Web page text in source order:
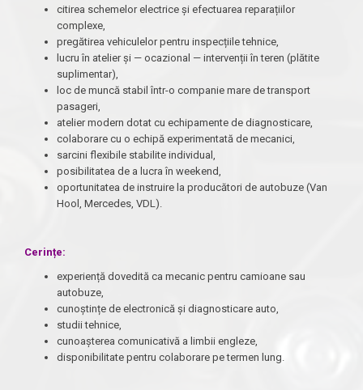
citirea schemelor electrice și efectuarea reparațiilor
complexe,
pregătirea vehiculelor pentru inspecțiile tehnice,
lucru în atelier și — ocazional — intervenții în teren (plătite
suplimentar),
loc de muncă stabil într-o companie mare de transport
pasageri,
atelier modern dotat cu echipamente de diagnosticare,
colaborare cu o echipă experimentată de mecanici,
sarcini flexibile stabilite individual,
posibilitatea de a lucra în weekend,
oportunitatea de instruire la producători de autobuze (Van
Hool, Mercedes, VDL).
Cerințe:
experiență dovedită ca mecanic pentru camioane sau
autobuze,
cunoștințe de electronică și diagnosticare auto,
studii tehnice,
cunoașterea comunicativă a limbii engleze,
disponibilitate pentru colaborare pe termen lung.